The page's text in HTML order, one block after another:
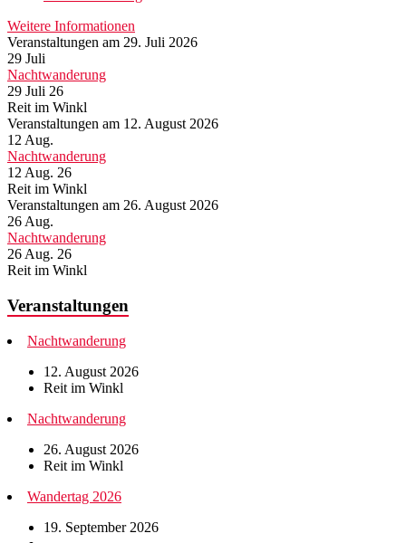
Weitere Informationen
Veranstaltungen am 29. Juli 2026
29 Juli
Nachtwanderung
29 Juli 26
Reit im Winkl
Veranstaltungen am 12. August 2026
12 Aug.
Nachtwanderung
12 Aug. 26
Reit im Winkl
Veranstaltungen am 26. August 2026
26 Aug.
Nachtwanderung
26 Aug. 26
Reit im Winkl
Veranstaltungen
Nachtwanderung
12. August 2026
Reit im Winkl
Nachtwanderung
26. August 2026
Reit im Winkl
Wandertag 2026
19. September 2026